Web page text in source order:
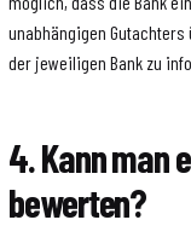
unabhängigen
der jeweiligen Bank zu
4. Kann man
bewerten?